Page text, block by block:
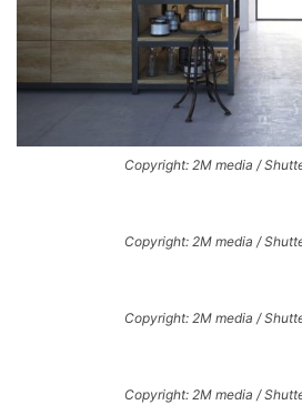
Copyright: 2M media /
Copyright: 2M media /
Copyright: 2M media /
Copyright: 2M media /